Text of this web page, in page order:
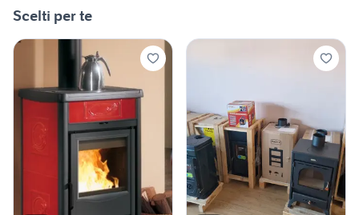
Scelti per te